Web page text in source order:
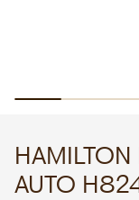
HAMILTON
AUTO